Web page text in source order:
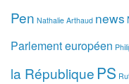
Pen Nathalie Arthaud news
Parlement européen
la République PS